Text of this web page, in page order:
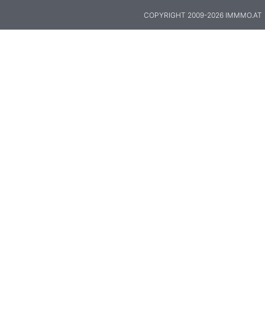
COPYRIGHT 2009-2026 IMMMO.AT